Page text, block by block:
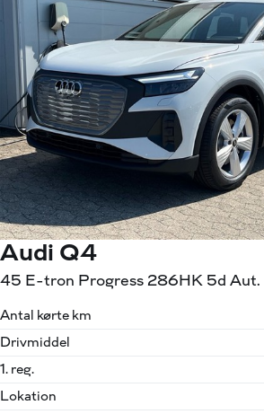
Audi Q4
45 E-tron Progress 286HK 5d Aut.
Antal kørte km
Drivmiddel
1. reg.
Lokation